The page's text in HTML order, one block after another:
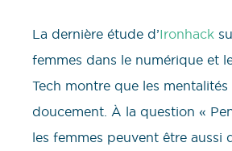
La dernière étude d’Ironhack
femmes dans le numérique et
Tech montre que les
doucement. À la question «
les femmes peuvent être aussi